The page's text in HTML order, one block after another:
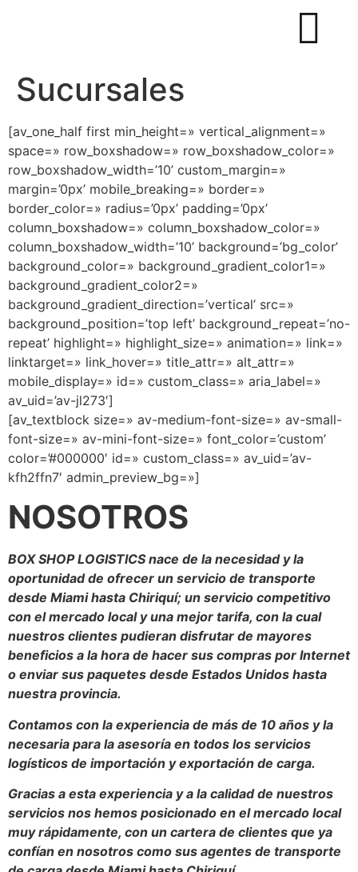
Sucursales
[av_one_half first min_height=» vertical_alignment=»
space=» row_boxshadow=» row_boxshadow_color=»
row_boxshadow_width=’10’ custom_margin=»
margin=’0px’ mobile_breaking=» border=»
border_color=» radius=’0px’ padding=’0px’
column_boxshadow=» column_boxshadow_color=»
column_boxshadow_width=’10’ background=’bg_color’
background_color=» background_gradient_color1=»
background_gradient_color2=»
background_gradient_direction=’vertical’ src=»
background_position=’top left’ background_repeat=’no-
repeat’ highlight=» highlight_size=» animation=» link=»
linktarget=» link_hover=» title_attr=» alt_attr=»
mobile_display=» id=» custom_class=» aria_label=»
av_uid=’av-jl273′]
[av_textblock size=» av-medium-font-size=» av-small-
font-size=» av-mini-font-size=» font_color=’custom’
color=’#000000′ id=» custom_class=» av_uid=’av-
kfh2ffn7′ admin_preview_bg=»]
NOSOTROS
BOX SHOP LOGISTICS nace de la necesidad y la
oportunidad de ofrecer un servicio de transporte
desde Miami hasta Chiriquí; un servicio competitivo
con el mercado local y una mejor tarifa, con la cual
nuestros clientes pudieran disfrutar de mayores
beneficios a la hora de hacer sus compras por Internet
o enviar sus paquetes desde Estados Unidos hasta
nuestra provincia.
Contamos con la experiencia de más de 10 años y la
necesaria para la asesoría en todos los servicios
logísticos de importación y exportación de carga.
Gracias a esta experiencia y a la calidad de nuestros
servicios nos hemos posicionado en el mercado local
muy rápidamente, con un cartera de clientes que ya
confían en nosotros como sus agentes de transporte